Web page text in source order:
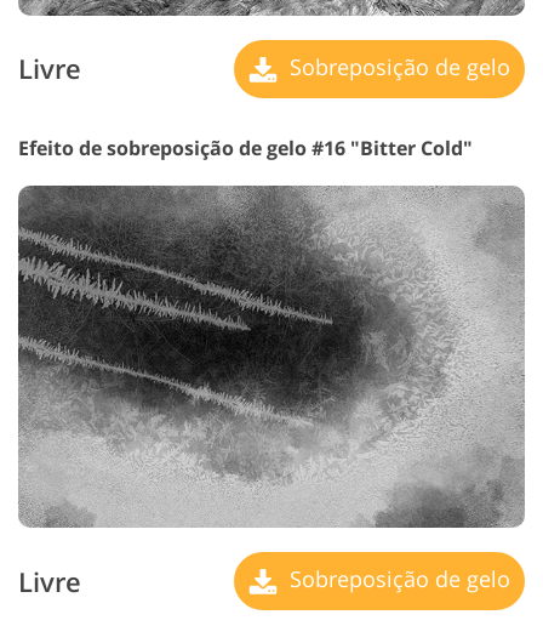
Livre Sobreposição de gelo
Efeito de sobreposição de gelo #16 "Bitter Cold"
Livre Sobreposição de gelo